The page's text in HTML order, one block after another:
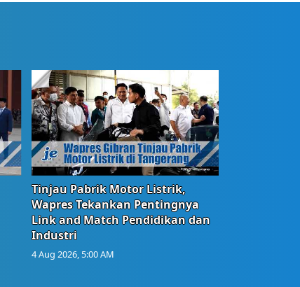
Tinjau Pabrik Motor Listrik,
Wapres Tekankan Pentingnya
Link and Match Pendidikan dan
Industri
4 Aug 2026, 5:00 AM